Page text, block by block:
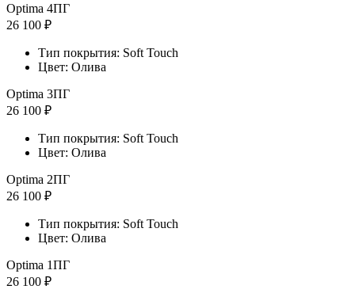
Optima 4ПГ
26 100 ₽
Тип покрытия: Soft Touch
Цвет: Олива
Optima 3ПГ
26 100 ₽
Тип покрытия: Soft Touch
Цвет: Олива
Optima 2ПГ
26 100 ₽
Тип покрытия: Soft Touch
Цвет: Олива
Optima 1ПГ
26 100 ₽